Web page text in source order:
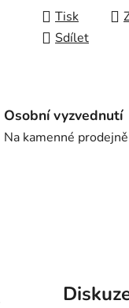
Tisk
Sdílet
Osobní vyzvednutí
Na kamenné prodejně